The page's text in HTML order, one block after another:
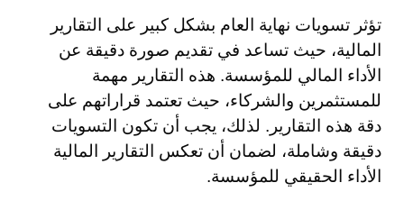
تؤثر تسويات نهاية العام بشكل كبير على التقارير
المالية، حيث تساعد في تقديم صورة دقيقة عن
الأداء المالي للمؤسسة. هذه التقارير مهمة
للمستثمرين والشركاء، حيث تعتمد قراراتهم على
دقة هذه التقارير. لذلك، يجب أن تكون التسويات
دقيقة وشاملة، لضمان أن تعكس التقارير المالية
الأداء الحقيقي للمؤسسة.